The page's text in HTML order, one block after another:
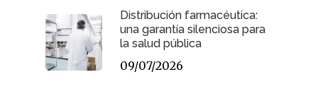
Distribución farmacéutica:
una garantía silenciosa para
la salud pública
09/07/2026